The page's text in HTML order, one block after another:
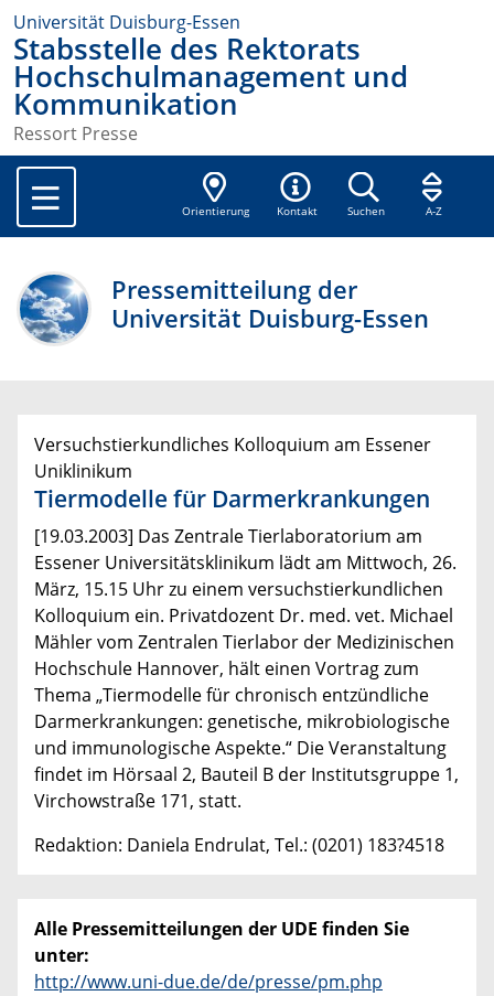
Universität Duisburg-Essen
Stabsstelle des Rektorats
Hochschulmanagement und
Kommunikation
Ressort Presse
Orientierung Kontakt Suchen A-Z
Pressemitteilung der
Universität Duisburg-Essen
Versuchstierkundliches Kolloquium am Essener
Uniklinikum
Tiermodelle für Darmerkrankungen
[19.03.2003] Das Zentrale Tierlaboratorium am
Essener Universitätsklinikum lädt am Mittwoch, 26.
März, 15.15 Uhr zu einem versuchstierkundlichen
Kolloquium ein. Privatdozent Dr. med. vet. Michael
Mähler vom Zentralen Tierlabor der Medizinischen
Hochschule Hannover, hält einen Vortrag zum
Thema „Tiermodelle für chronisch entzündliche
Darmerkrankungen: genetische, mikrobiologische
und immunologische Aspekte.“ Die Veranstaltung
findet im Hörsaal 2, Bauteil B der Institutsgruppe 1,
Virchowstraße 171, statt.
Redaktion: Daniela Endrulat, Tel.: (0201) 183?4518
Alle Pressemitteilungen der UDE finden Sie
unter:
http://www.uni-due.de/de/presse/pm.php